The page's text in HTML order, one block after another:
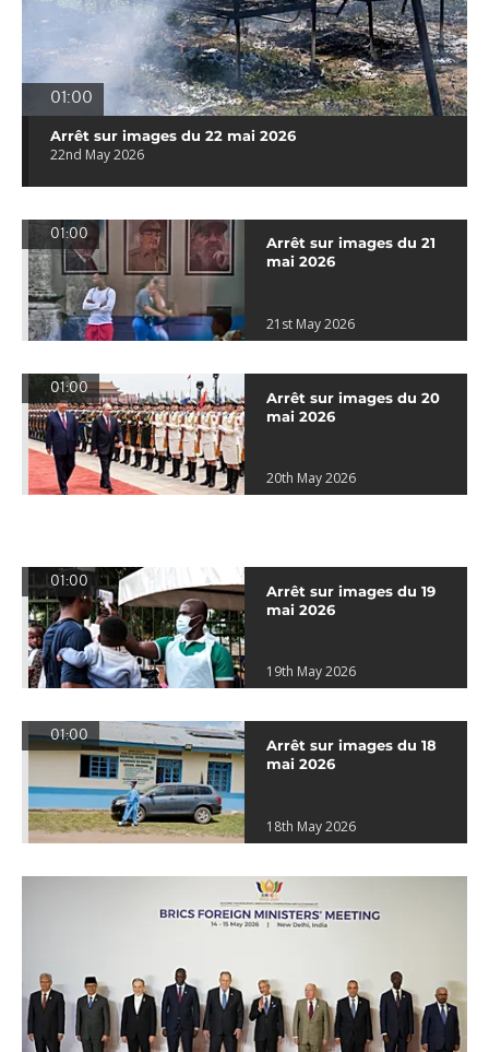
01:00
Arrêt sur images du 22 mai 2026
22nd May 2026
01:00
Arrêt sur images du 21
mai 2026
21st May 2026
01:00
Arrêt sur images du 20
mai 2026
20th May 2026
01:00
Arrêt sur images du 19
mai 2026
19th May 2026
01:00
Arrêt sur images du 18
mai 2026
18th May 2026